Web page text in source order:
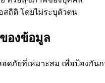
สถิติ โดยไม่ระบุตัวตน
องข้อมูล
ดภัยที่เหมาะสม เพื่อป้องกั